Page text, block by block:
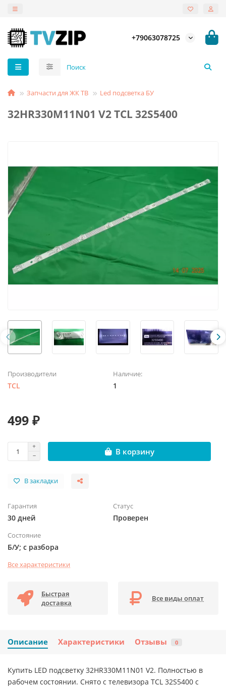
+79063078725
Запчасти для ЖК ТВ Led подсветка БУ
32HR330M11N01 V2 TCL 32S5400
Производители
TCL
Наличие:
1
499 ₽
В корзину
В закладки
Гарантия
30 дней
Статус
Проверен
Состояние
Б/У; с разбора
Все характеристики
Быстрая
доставка
Все виды оплат
Описание Характеристики Отзывы 0
Купить LED подсветку 32HR330M11N01 V2. Полностью в
рабочем состоянии. Снято с телевизора TCL 32S5400 с